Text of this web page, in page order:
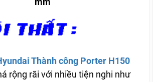
Thành công Porter H150
rộng rãi với nhiều tiện nghi như